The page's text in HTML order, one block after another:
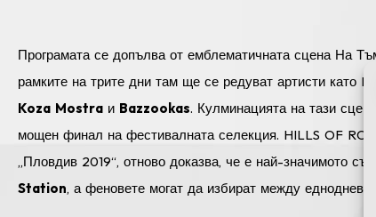
Програмата се допълва от емблематичната сцена На
рамките на трите дни там ще се редуват артисти като
Koza Mostra и Bazzookas. Кулминацията на тази
мощен финал на фестивалната селекция. HILLS OF
„Пловдив 2019“, отново доказва, че е най-значимото
Station, а феновете могат да избират между